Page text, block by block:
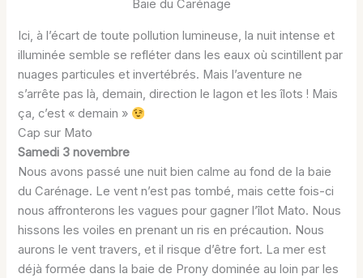
Baie du Carénage
Ici, à l’écart de toute pollution lumineuse, la nuit intense et
illuminée semble se refléter dans les eaux où scintillent par
nuages particules et invertébrés. Mais l’aventure ne
s’arrête pas là, demain, direction le lagon et les îlots ! Mais
ça, c’est « demain »
Cap sur Mato
Samedi 3 novembre
Nous avons passé une nuit bien calme au fond de la baie
du Carénage. Le vent n’est pas tombé, mais cette fois-ci
nous affronterons les vagues pour gagner l’îlot Mato. Nous
hissons les voiles en prenant un ris en précaution. Nous
aurons le vent travers, et il risque d’être fort. La mer est
déjà formée dans la baie de Prony dominée au loin par les